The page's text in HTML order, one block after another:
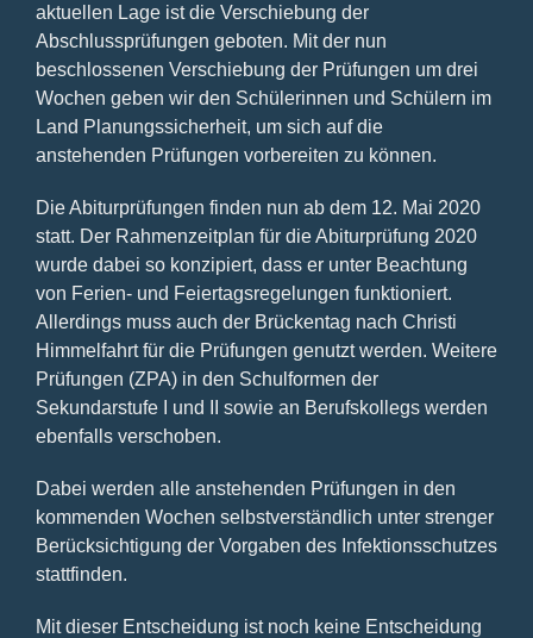
aktuellen Lage ist die Verschiebung der
Abschlussprüfungen geboten. Mit der nun
beschlossenen Verschiebung der Prüfungen um drei
Wochen geben wir den Schülerinnen und Schülern im
Land Planungssicherheit, um sich auf die
anstehenden Prüfungen vorbereiten zu können.
Die Abiturprüfungen finden nun ab dem 12. Mai 2020
statt. Der Rahmenzeitplan für die Abiturprüfung 2020
wurde dabei so konzipiert, dass er unter Beachtung
von Ferien- und Feiertagsregelungen funktioniert.
Allerdings muss auch der Brückentag nach Christi
Himmelfahrt für die Prüfungen genutzt werden. Weitere
Prüfungen (ZPA) in den Schulformen der
Sekundarstufe I und II sowie an Berufskollegs werden
ebenfalls verschoben.
Dabei werden alle anstehenden Prüfungen in den
kommenden Wochen selbstverständlich unter strenger
Berücksichtigung der Vorgaben des Infektionsschutzes
stattfinden.
Mit dieser Entscheidung ist noch keine Entscheidung